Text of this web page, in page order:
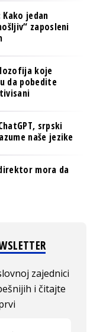
TECH I AI
BIZNIS & SPORT
PULS REGIONA
NOVO NA RAFU
PULS REGIONA
jedan
zaposleni
koje
da pobedite
srpski
naše jezike
direktor mora da
zajednici
i čitajte